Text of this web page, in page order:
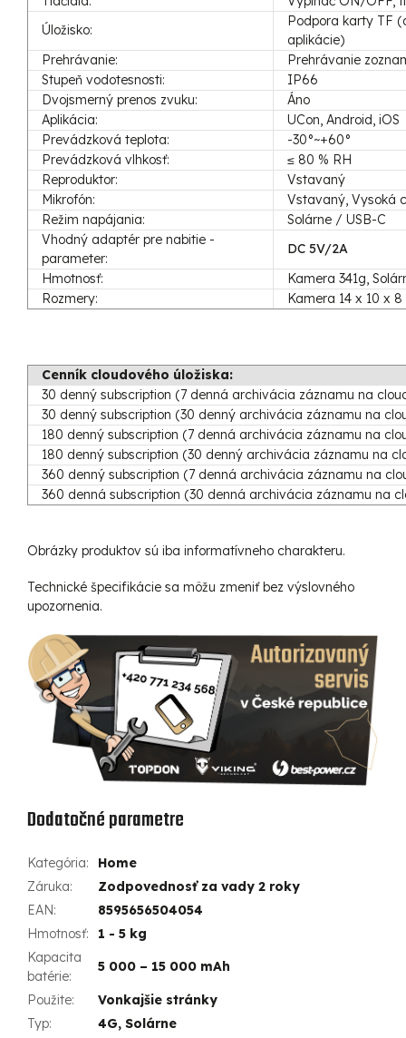
Úložisko:
Podpora karty TF
aplikácie)
Prehrávanie:
Prehrávanie
Stupeň vodotesnosti:
IP66
Dvojsmerný prenos zvuku:
Áno
Aplikácia:
UCon, Android, iOS
Prevádzková teplota:
-30°~+60°
Prevádzková vlhkosť:
≤ 80 % RH
Reproduktor:
Vstavaný
Mikrofón:
Vstavaný, Vysoká
Režim napájania:
Solárne / USB-C
Vhodný adaptér pre nabitie -
parameter:
DC 5V/2A
Hmotnosť:
Kamera 341g,
Rozmery:
Kamera 14 x 10 x
Cenník cloudového úložiska:
30 denný subscription (7 denná archivácia záznamu na
30 denný subscription (30 denný archivácia záznamu na
180 denný subscription (7 denná archivácia záznamu na
180 denný subscription (30 denný archivácia záznamu na
360 denný subscription (7 denná archivácia záznamu na
360 denná subscription (30 denná archivácia záznamu na
Obrázky produktov sú iba informatívneho charakteru.
Technické špecifikácie sa môžu zmeniť bez výslovného
upozornenia.
Dodatočné parametre
Kategória:
Home
Záruka:
Zodpovednosť za vady 2 roky
EAN:
8595656504054
Hmotnosť:
1 - 5 kg
Kapacita
batérie:
5 000 – 15 000 mAh
Použite:
Vonkajšie stránky
Typ:
4G, Solárne